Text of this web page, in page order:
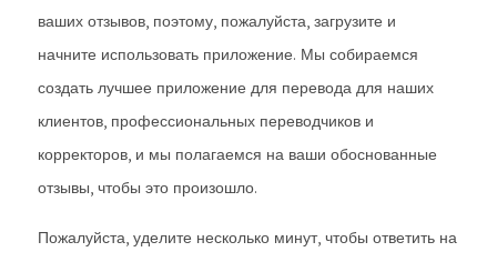
ваших отзывов, поэтому, пожалуйста, загрузите и
начните использовать приложение. Мы собираемся
создать лучшее приложение для перевода для наших
клиентов, профессиональных переводчиков и
корректоров, и мы полагаемся на ваши обоснованные
отзывы, чтобы это произошло.
Пожалуйста, уделите несколько минут, чтобы ответить на